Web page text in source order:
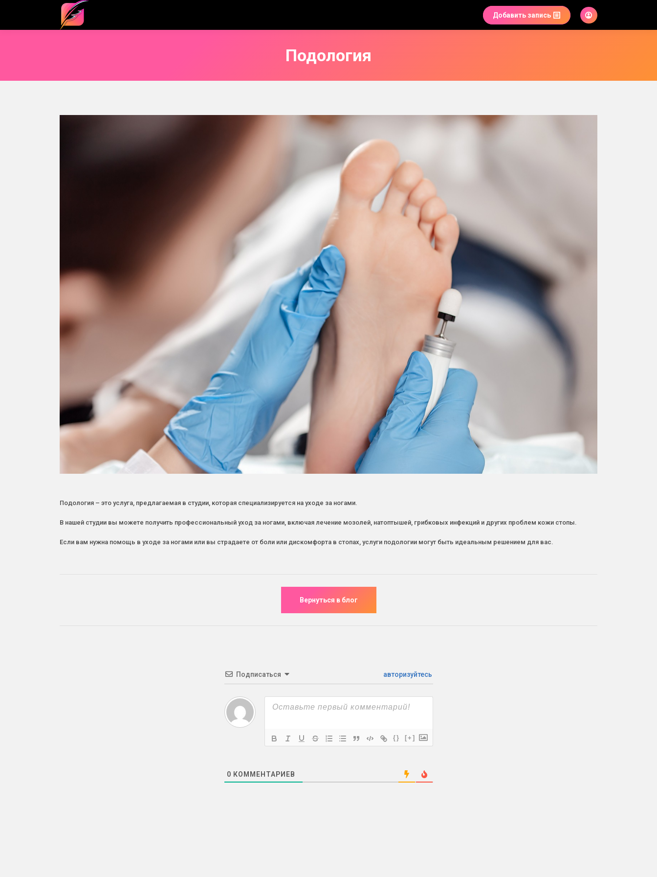
Добавить запись
Подология
Подология – это услуга, предлагаемая в студии, которая специализируется на уходе за ногами.
В нашей студии вы можете получить профессиональный уход за ногами, включая лечение мозолей, натоптышей, грибковых инфекций и других проблем кожи стопы.
Если вам нужна помощь в уходе за ногами или вы страдаете от боли или дискомфорта в стопах, услуги подологии могут быть идеальным решением для вас.
Подписаться авторизуйтесь
{} [+]
0 КОММЕНТАРИЕВ